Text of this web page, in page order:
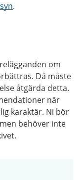
.
om
Då måste
åtgärda detta.
när
karaktär. Ni bör
behöver inte